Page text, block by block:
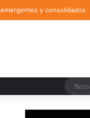
y consolidados